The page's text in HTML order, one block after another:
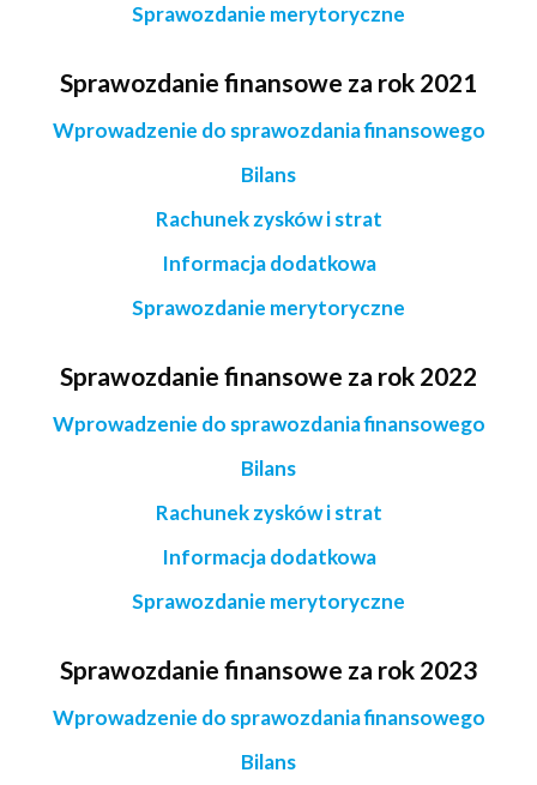
Sprawozdanie merytoryczne
Sprawozdanie finansowe za rok 2021
Wprowadzenie do sprawozdania finansowego
Bilans
Rachunek zysków i strat
Informacja dodatkowa
Sprawozdanie merytoryczne
Sprawozdanie finansowe za rok 2022
Wprowadzenie do sprawozdania finansowego
Bilans
Rachunek zysków i strat
Informacja dodatkowa
Sprawozdanie merytoryczne
Sprawozdanie finansowe za rok 2023
Wprowadzenie do sprawozdania finansowego
Bilans